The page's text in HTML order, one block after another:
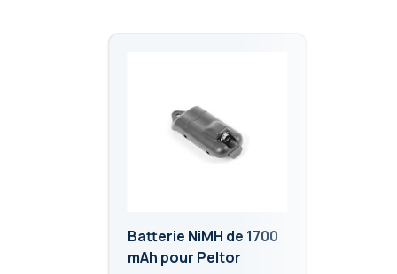
Batterie NiMH de 1700
mAh pour Peltor